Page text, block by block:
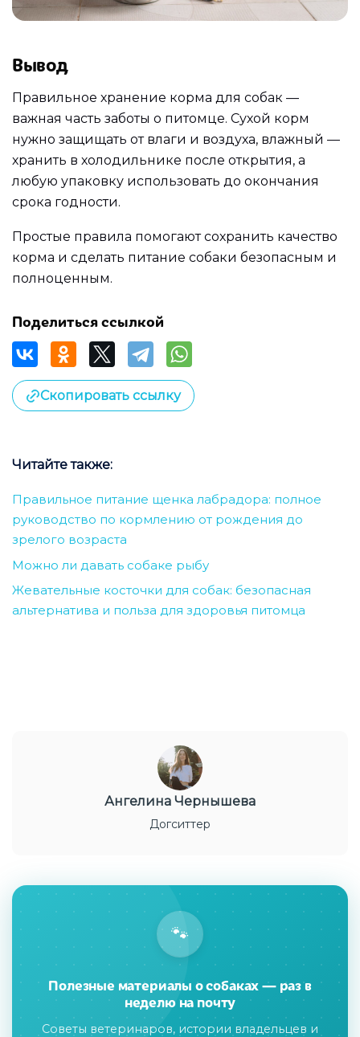
Вывод
Правильное хранение корма для собак —
важная часть заботы о питомце. Сухой корм
нужно защищать от влаги и воздуха, влажный —
хранить в холодильнике после открытия, а
любую упаковку использовать до окончания
срока годности.
Простые правила помогают сохранить качество
корма и сделать питание собаки безопасным и
полноценным.
Поделиться ссылкой
Скопировать ссылку
Читайте также:
Правильное питание щенка лабрадора: полное
руководство по кормлению от рождения до
зрелого возраста
Можно ли давать собаке рыбу
Жевательные косточки для собак: безопасная
альтернатива и польза для здоровья питомца
Ангелина Чернышева
Догситтер
🐾
Полезные материалы о собаках — раз в
неделю на почту
Советы ветеринаров, истории владельцев и